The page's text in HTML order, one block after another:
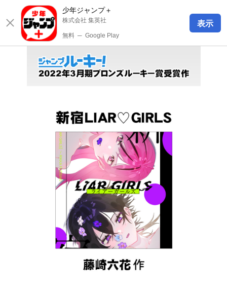
少年ジャンプ＋
株式会社 集英社
無料 ─ Google Play
表示